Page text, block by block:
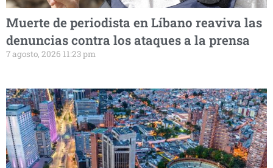
Muerte de periodista en Líbano reaviva las
denuncias contra los ataques a la prensa
7 agosto, 2026 11:23 pm